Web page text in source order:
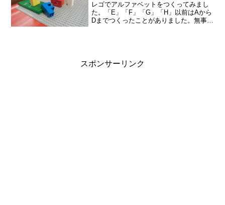
レゴでアルファベットをつくってみまし
た。「E」「F」「G」「H」以前はAから
Dまでつくったことがありました。無事に
スポンサーリンク